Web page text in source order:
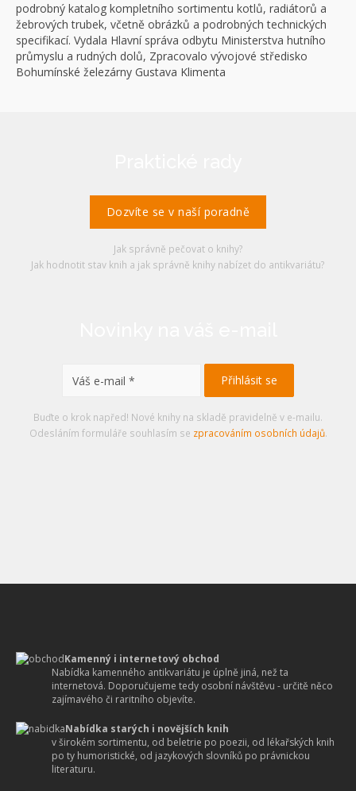
podrobný katalog kompletního sortimentu kotlů, radiátorů a
žebrových trubek, včetně obrázků a podrobných technických
specifikací. Vydala Hlavní správa odbytu Ministerstva hutního
průmyslu a rudných dolů, Zpracovalo vývojové středisko
Bohumínské železárny Gustava Klimenta
Dozvíte se v naší poradně
Jak správně pečovat o knihy?
Jak hodnotit stav knih a jak správně knihy nabízet do antikvariátu?
Buďte o krok napřed! Nové knihy na skladě pravidelně v e-mailu.
Odesláním formuláře souhlasím se zpracováním osobních údajů.
Kamenný i internetový obchod
Nabídka kamenného antikvariátu je úplně jiná, než ta
internetová. Doporučujeme tedy osobní návštěvu - určitě něco
zajímavého či raritního objevíte.
Nabídka starých i novějších knih
v širokém sortimentu, od beletrie po poezii, od lékařských knih
po ty humoristické, od jazykových slovníků po právnickou
literaturu.